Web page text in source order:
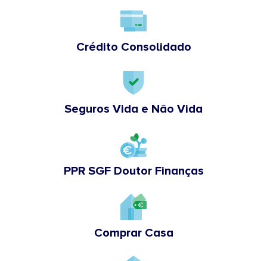
Crédito Consolidado
Seguros Vida e Não Vida
PPR SGF Doutor Finanças
Comprar Casa